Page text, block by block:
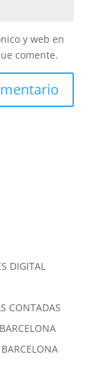
y web en
comente.
DIGITAL
CONTADAS